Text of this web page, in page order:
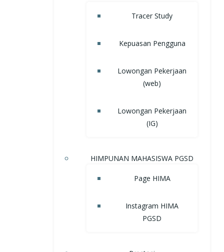
Tracer Study
Kepuasan Pengguna
Lowongan Pekerjaan
(web)
Lowongan Pekerjaan
(IG)
HIMPUNAN MAHASISWA PGSD
Page HIMA
Instagram HIMA
PGSD